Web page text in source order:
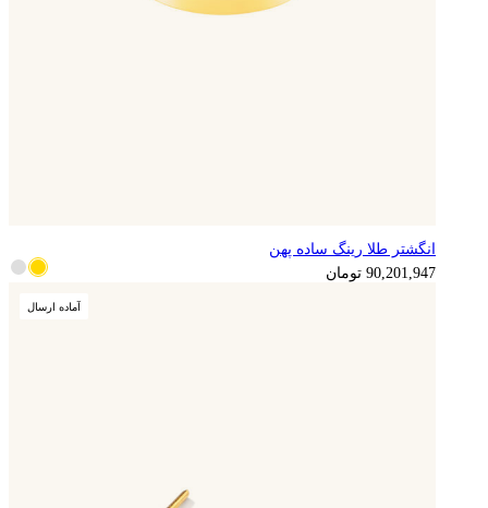
22,550,487 تومان
انگشتر طلا رینگ ساده پهن
90,201,947 تومان
آماده ارسال